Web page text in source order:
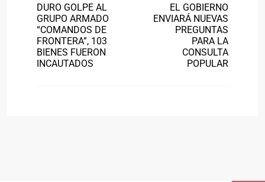
DURO GOLPE AL
GRUPO ARMADO
“COMANDOS DE
FRONTERA”, 103
BIENES FUERON
INCAUTADOS
EL GOBIERNO
ENVIARÁ NUEVAS
PREGUNTAS
PARA LA
CONSULTA
POPULAR